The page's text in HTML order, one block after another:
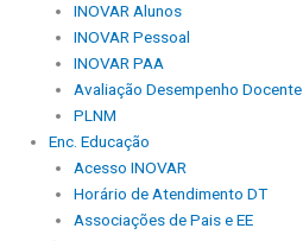
INOVAR Alunos
INOVAR Pessoal
INOVAR PAA
Avaliação Desempenho Docente
PLNM
Enc. Educação
Acesso INOVAR
Horário de Atendimento DT
Associações de Pais e EE